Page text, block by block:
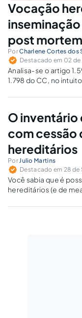
Vocação
post mortem
PorCharlene Cortes dos
Destacado em 02 de
Analisa-se o artigo
1.798 do CC, no
direitos sucessórios.
O
com cessão
hereditários
PorJulio Martins
Destacado em 28 de
Você sabia que é
hereditários (e de
livrando-se, assim,